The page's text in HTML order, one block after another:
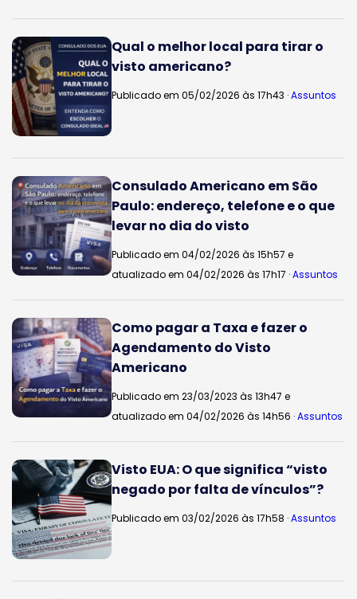
Qual o melhor local para tirar o
visto americano?
Publicado em 05/02/2026 às 17h43 ·Assuntos
Consulado Americano em São
Paulo: endereço, telefone e o que
levar no dia do visto
Publicado em 04/02/2026 às 15h57 e
atualizado em 04/02/2026 às 17h17 ·Assuntos
Como pagar a Taxa e fazer o
Agendamento do Visto
Americano
Publicado em 23/03/2023 às 13h47 e
atualizado em 04/02/2026 às 14h56 ·Assuntos
Visto EUA: O que significa “visto
negado por falta de vínculos”?
Publicado em 03/02/2026 às 17h58 ·Assuntos